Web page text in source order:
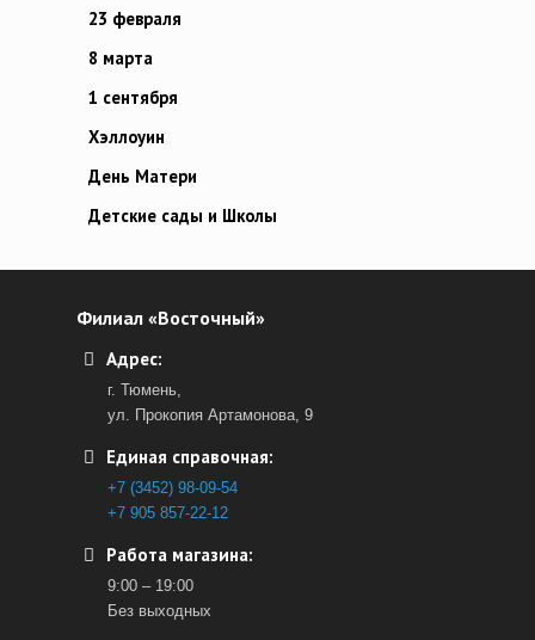
23 февраля
8 марта
1 сентября
Хэллоуин
День Матери
Детские сады и Школы
Филиал «Восточный»
Адрес:
г. Тюмень,
ул. Прокопия Артамонова, 9
Единая справочная:
+7 (3452) 98-09-54
+7 905 857-22-12
Работа магазина:
9:00 – 19:00
Без выходных